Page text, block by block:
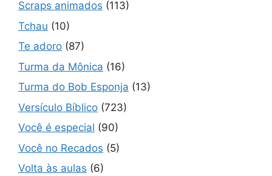
Scraps animados (113)
Tchau (10)
Te adoro (87)
Turma da Mônica (16)
Turma do Bob Esponja (13)
Versículo Bíblico (723)
Você é especial (90)
Você no Recados (5)
Volta às aulas (6)